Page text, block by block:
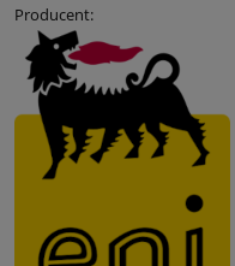
Producent: